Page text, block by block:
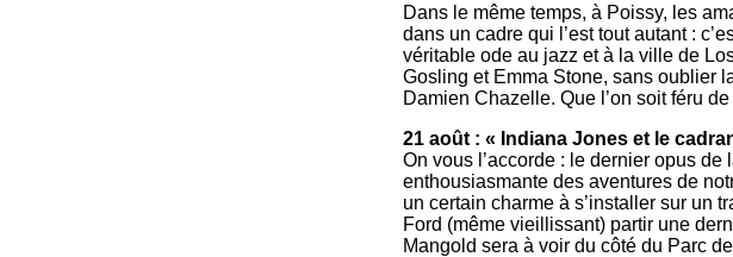
Dans le même temps, à Poissy, les
dans un cadre qui l’est tout autant :
véritable ode au jazz et à la ville de
Gosling et Emma Stone, sans oublier
Damien Chazelle. Que l’on soit féru
21 août : « Indiana Jones et le
On vous l’accorde : le dernier opus
enthousiasmante des aventures de
un certain charme à s’installer sur un
Ford (même vieillissant) partir une
Mangold sera à voir du côté du Parc